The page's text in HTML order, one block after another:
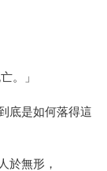
。」
底是如何落得這
於無形，